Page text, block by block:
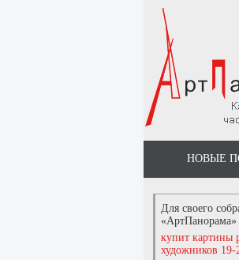
НОВЫЕ
Для своего
«АртПанорама»
купит картины
художников 19-